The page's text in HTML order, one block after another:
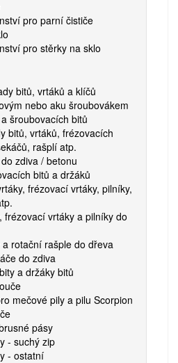
pro parní čističe
pro stěrky na sklo
bitů, vrtáků a klíčů
nebo aku šroubovákem
šroubovacích bitů
bitů, vrtáků, frézovacích
rašplí atp.
zdiva / betonu
bitů a držáků
frézovací vrtáky, pilníky,
frézovací vrtáky a pilníky do
a rotační rašple do dřeva
do zdiva
a držáky bitů
mečové pily a pilu Scorpion
pásy
- suchý zip
- ostatní